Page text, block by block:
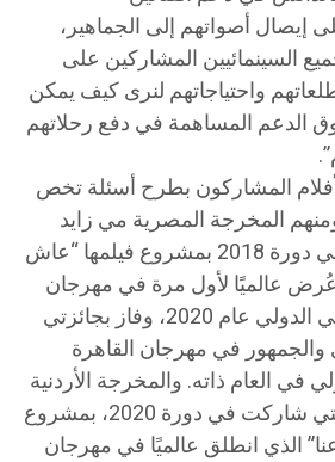
إيصال أصواتهم إلى الجماهير،
السينمائيين المشاركين على
واحتياجاتهم لنرى كيف يمكن
الدعم المساهمة في دفع رحلاتهم
المشاركون بطرح أسئلة تخص
المخرجة المصرية مي زايد
التي شاركت في دورة 2018 بمشروع فيلمها “عاش
عُرض عالميًا لأول مرة في مهرجان
تورنتو السينمائي الدولي عام 2020، وفاز بجائزتي
والجمهور في مهرجان القاهرة
في العام ذاته. والمخرجة الأردنية
راند بيروتي، التي شاركت في دورة 2020، بمشروع
الذي انطلق عالميًا في مهرجان